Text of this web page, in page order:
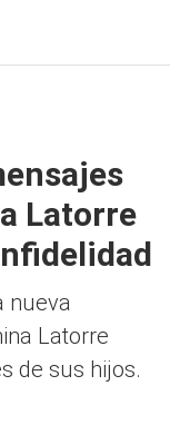
Latorre
nueva
Latorre
de sus hijos.